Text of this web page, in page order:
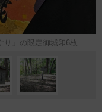
り」の限定御城印6枚